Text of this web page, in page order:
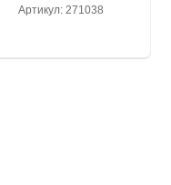
Артикул: 271038